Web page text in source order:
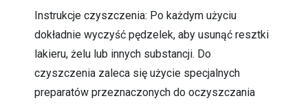
Instrukcje czyszczenia: Po każdym użyciu
dokładnie wyczyść pędzelek, aby usunąć resztki
lakieru, żelu lub innych substancji. Do
czyszczenia zaleca się użycie specjalnych
preparatów przeznaczonych do oczyszczania